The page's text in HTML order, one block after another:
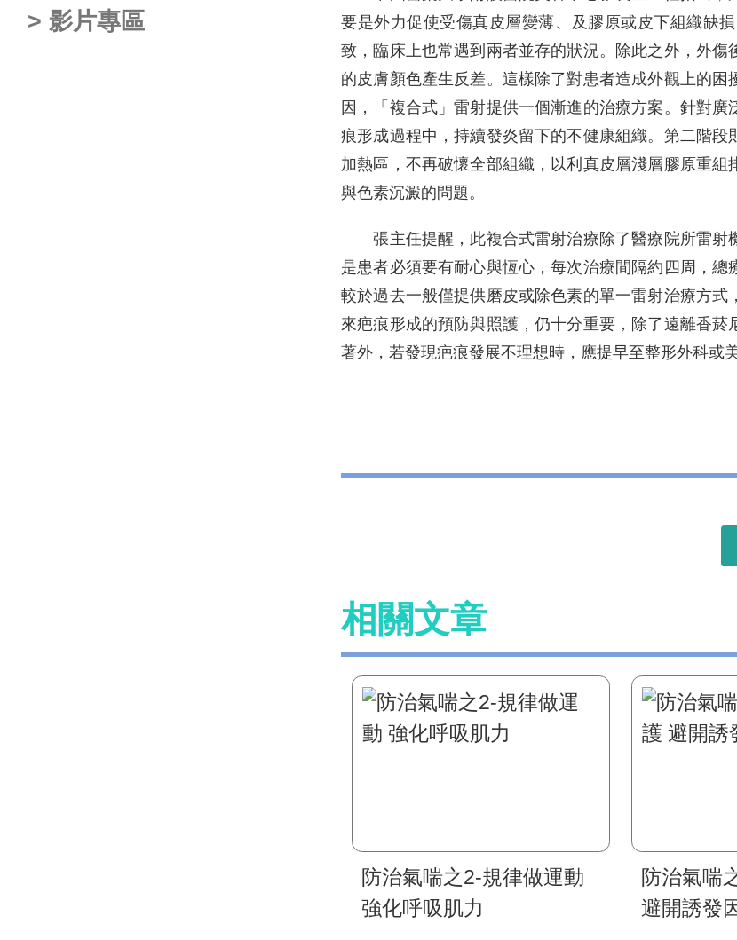
> 影片專區
要是外力促使受傷真皮層變薄、及膠原或皮下組織缺
致，臨床上也常遇到兩者並存的狀況。除此之外，外
的皮膚顏色產生反差。這樣除了對患者造成外觀上的
因，「複合式」雷射提供一個漸進的治療方案。針對
痕形成過程中，持續發炎留下的不健康組織。第二階
加熱區，不再破懷全部組織，以利真皮層淺層膠原重
與色素沉澱的問題。
張主任提醒，此複合式雷射治療除了醫療院所雷射
是患者必須要有耐心與恆心，每次治療間隔約四周，
較於過去一般僅提供磨皮或除色素的單一雷射治療方
來疤痕形成的預防與照護，仍十分重要，除了遠離香
著外，若發現疤痕發展不理想時，應提早至整形外科或
相關文章
防治氣喘之2-規律做運動
強化呼吸肌力
防治氣喘
避開誘發